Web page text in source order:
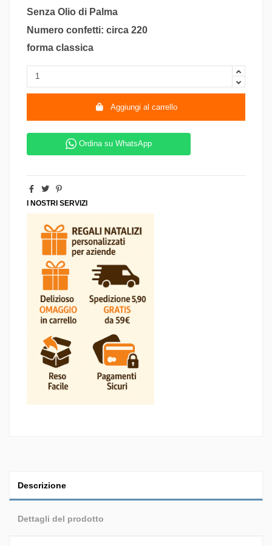
Senza Olio di Palma
Numero confetti: circa 220
forma classica
Aggiungi al carrello
Ordina su WhatsApp
I NOSTRI SERVIZI
Descrizione
Dettagli del prodotto